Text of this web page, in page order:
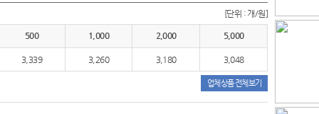
[단위 : 개/원]
500 1,000 2,000 5,000
3,339 3,260 3,180 3,048
업체상품 전체보기